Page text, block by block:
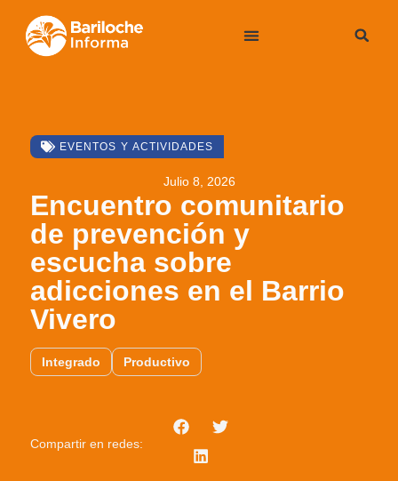
EVENTOS Y ACTIVIDADES
Julio 8, 2026
Encuentro comunitario
de prevención y
escucha sobre
adicciones en el Barrio
Vivero
Integrado Productivo
Compartir en redes: